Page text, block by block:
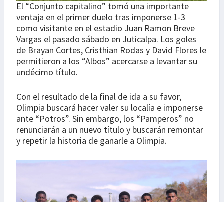
El “Conjunto capitalino” tomó una importante
ventaja en el primer duelo tras imponerse 1-3
como visitante en el estadio Juan Ramon Breve
Vargas el pasado sábado en Juticalpa. Los goles
de Brayan Cortes, Cristhian Rodas y David Flores le
permitieron a los “Albos” acercarse a levantar su
undécimo título.
Con el resultado de la final de ida a su favor,
Olimpia buscará hacer valer su localía e imponerse
ante “Potros”. Sin embargo, los “Pamperos” no
renunciarán a un nuevo título y buscarán remontar
y repetir la historia de ganarle a Olimpia.